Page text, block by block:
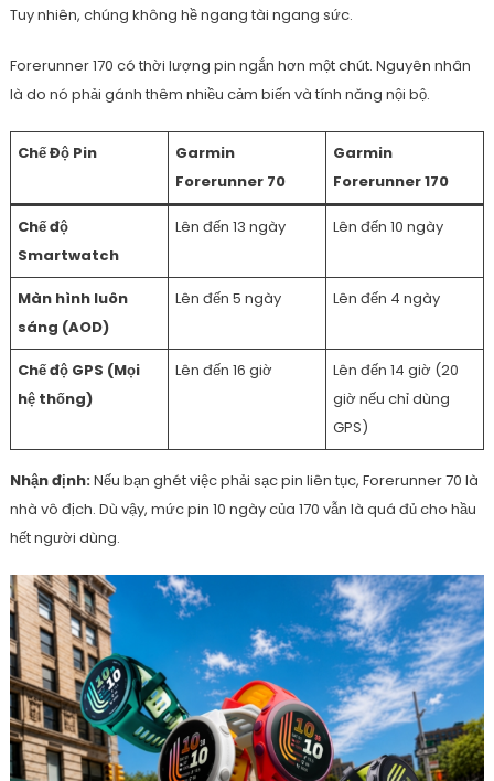
Tuy nhiên, chúng không hề ngang tài ngang sức.
Forerunner 170 có thời lượng pin ngắn hơn một chút. Nguyên nhân
là do nó phải gánh thêm nhiều cảm biến và tính năng nội bộ.
Chế Độ Pin
Garmin
Forerunner 70
Garmin
Forerunner 170
Chế độ
Smartwatch
Lên đến 13 ngày Lên đến 10 ngày
Màn hình luôn
sáng (AOD)
Lên đến 5 ngày Lên đến 4 ngày
Chế độ GPS (Mọi
hệ thống)
Lên đến 16 giờ
Lên đến 14 giờ (20
giờ nếu chỉ dùng
GPS)
Nhận định:Nếu bạn ghét việc phải sạc pin liên tục, Forerunner 70 là
nhà vô địch. Dù vậy, mức pin 10 ngày của 170 vẫn là quá đủ cho hầu
hết người dùng.